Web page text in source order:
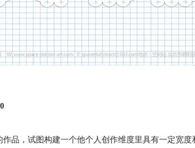
作品，试图构建一个他个人创作维度里具有一定宽